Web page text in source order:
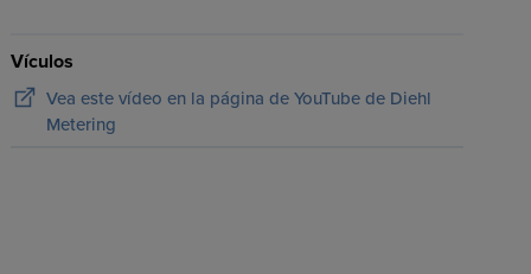
Vículos
Vea este vídeo en la página de YouTube de Diehl
Metering